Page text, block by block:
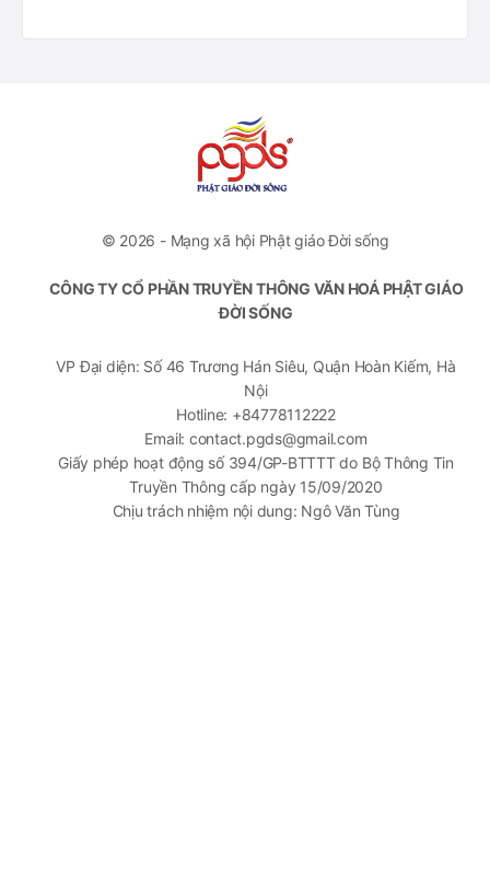
© 2026 - Mạng xã hội Phật giáo Đời sống
CÔNG TY CỔ PHẦN TRUYỀN THÔNG VĂN HOÁ PHẬT GIÁO
ĐỜI SỐNG
VP Đại diện: Số 46 Trương Hán Siêu, Quận Hoàn Kiếm, Hà
Nội
Hotline: +84778112222
Email: contact.pgds@gmail.com
Giấy phép hoạt động số 394/GP-BTTTT do Bộ Thông Tin
Truyền Thông cấp ngày 15/09/2020
Chịu trách nhiệm nội dung: Ngô Văn Tùng